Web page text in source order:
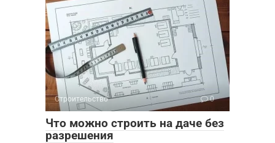
Строительство 0
Что можно строить на даче без
разрешения